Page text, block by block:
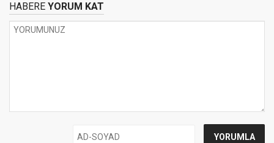
HABERE YORUM KAT